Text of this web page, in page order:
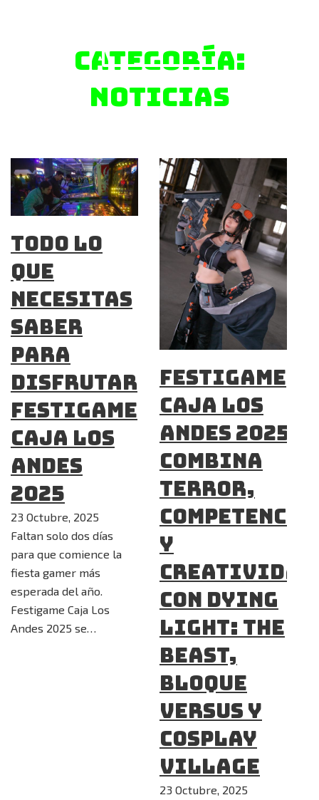
Categoría:
Noticias
Todo lo
que
necesitas
saber
para
disfrutar
Festigame
Caja Los
Andes
2025
23 Octubre, 2025
Faltan solo dos días
para que comience la
fiesta gamer más
esperada del año.
Festigame Caja Los
Andes 2025 se…
Festigame
Caja Los
Andes 2025
combina
terror,
competencia
y
creatividad
con Dying
Light: The
Beast,
Bloque
Versus y
Cosplay
Village
23 Octubre, 2025